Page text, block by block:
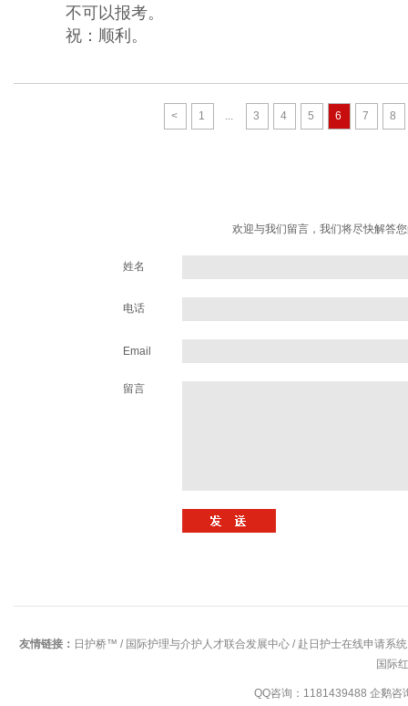
不可以报考。
祝：顺利。
< 1 ... 3 4 5 6 7 8
欢迎与我们留言，我们将尽快解答
姓名
电话
Email
留言
友情链接： 日护桥™ / 国际护理与介护人才联合发展中心 / 赴日护士在线申请系统
国际
QQ咨询：1181439488 企鹅咨